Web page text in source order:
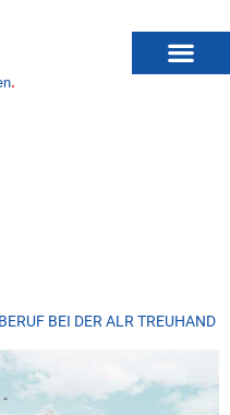
.
BEI DER ALR TREUHAND